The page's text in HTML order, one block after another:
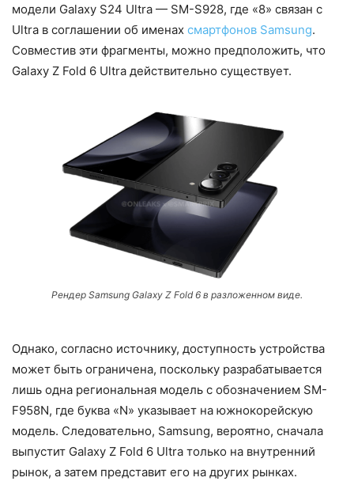
модели Galaxy S24 Ultra — SM-S928, где «8» связан с
Ultra в соглашении об именах смартфонов Samsung.
Совместив эти фрагменты, можно предположить, что
Galaxy Z Fold 6 Ultra действительно существует.
Рендер Samsung Galaxy Z Fold 6 в разложенном виде.
Однако, согласно источнику, доступность устройства
может быть ограничена, поскольку разрабатывается
лишь одна региональная модель с обозначением SM-
F958N, где буква «N» указывает на южнокорейскую
модель. Следовательно, Samsung, вероятно, сначала
выпустит Galaxy Z Fold 6 Ultra только на внутренний
рынок, а затем представит его на других рынках.